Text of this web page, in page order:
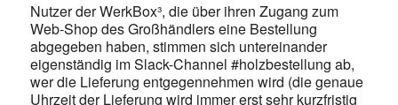
Nutzer der WerkBox³, die über ihren Zugang zum
Web-Shop des Großhändlers eine Bestellung
abgegeben haben, stimmen sich untereinander
eigenständig im Slack-Channel #holzbestellung ab,
wer die Lieferung entgegennehmen wird (die genaue
Uhrzeit der Lieferung wird immer erst sehr kurzfristig